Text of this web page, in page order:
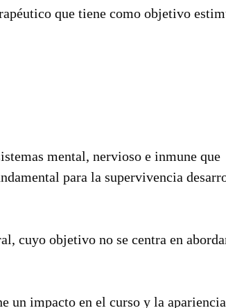
que tiene como objetivo
mental, nervioso e inmune que
para la supervivencia
cuyo objetivo no se centra en
un impacto en el curso y la